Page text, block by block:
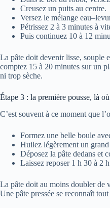
Creusez un puits au centre.
Versez le mélange
Pétrissez 2 à 3 minutes à
Puis continuez 10 à 12
La pâte doit devenir lisse, souple
comptez 15 à 20 minutes sur un
ni trop sèche.
Étape 3 : la première pousse, là
C’est souvent à ce moment que
Formez une belle boule
Huilez légèrement un grand
Déposez la pâte dedans et
Laissez reposer 1 h 30 à 2
La pâte doit au moins doubler de
Une pâte pressée se reconnaît